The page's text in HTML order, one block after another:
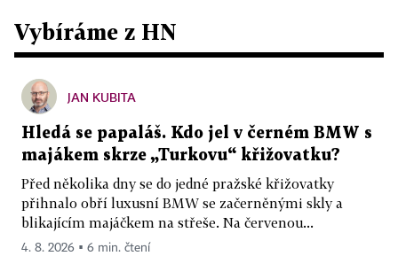
Vybíráme z HN
JAN KUBITA
Hledá se papaláš. Kdo jel v černém BMW s
majákem skrze „Turkovu“ křižovatku?
Před několika dny se do jedné pražské křižovatky
přihnalo obří luxusní BMW se začerněnými skly a
blikajícím majáčkem na střeše. Na červenou...
4. 8. 2026 ▪ 6 min. čtení